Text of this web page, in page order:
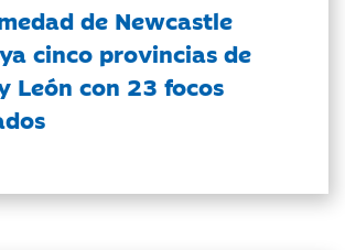
de Newcastle
cinco provincias de
León con 23 focos